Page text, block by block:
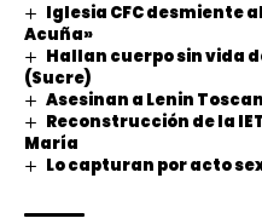
Iglesia CFC desmiente
Acuña»
Hallan cuerpo sin vida
(Sucre)
Asesinan a Lenin
Reconstrucción de la
María
Lo capturan por acto